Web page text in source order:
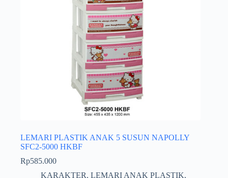
LEMARI PLASTIK ANAK 5 SUSUN NAPOLLY
SFC2-5000 HKBF
Rp585.000
KARAKTER, LEMARI ANAK PLASTIK,